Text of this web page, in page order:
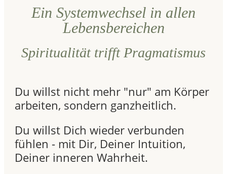
Ein Systemwechsel in allen
Lebensbereichen
Spiritualität trifft Pragmatismus
Du willst nicht mehr "nur" am Körper
arbeiten, sondern ganzheitlich.
Du willst Dich wieder verbunden
fühlen - mit Dir, Deiner Intuition,
Deiner inneren Wahrheit.